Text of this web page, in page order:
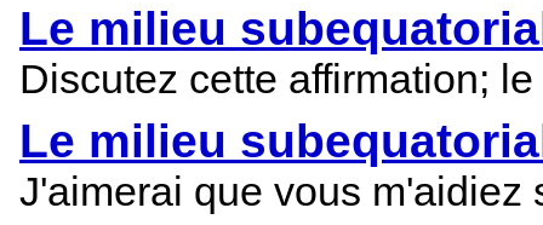
Le milieu
Discutez cette affirmation;
Le milieu
J'aimerai que vous m'aidiez